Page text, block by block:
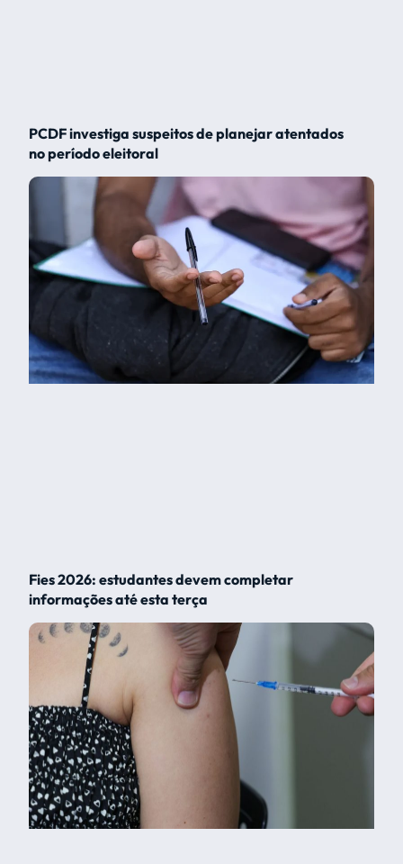
PCDF investiga suspeitos de planejar atentados
no período eleitoral
Fies 2026: estudantes devem completar
informações até esta terça